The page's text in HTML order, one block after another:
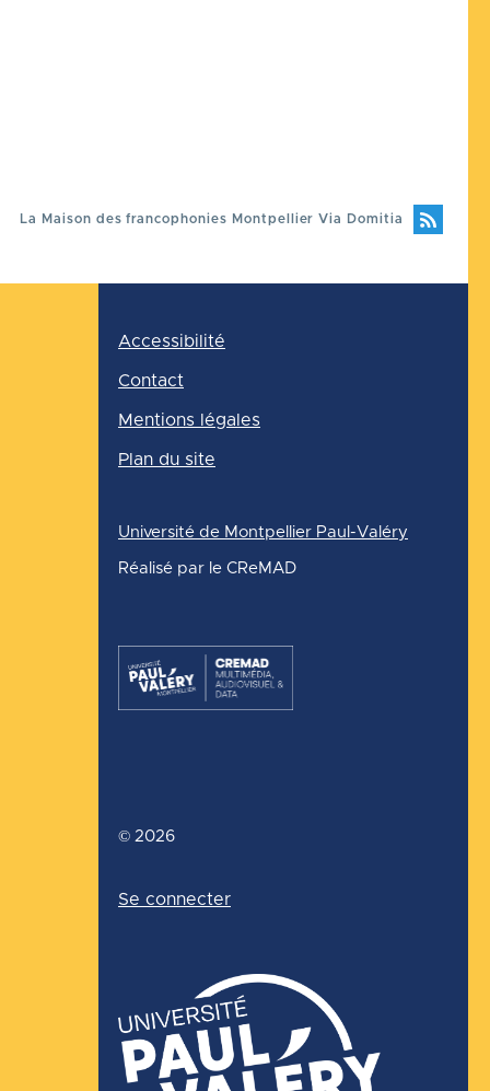
La Maison des francophonies Montpellier Via Domitia
Pied
page
Accessibilité
Contact
Mentions légales
Plan du site
Université de Montpellier Paul-Valéry
Réalisé par le CReMAD
© 2026
Menu
Se connecter